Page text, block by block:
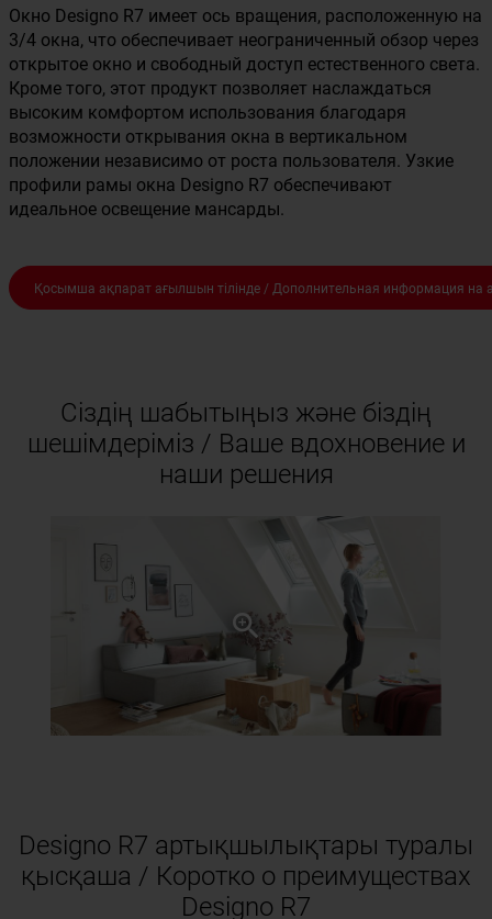
Окно Designo R7 имеет ось вращения, расположенную на
3/4 окна, что обеспечивает неограниченный обзор через
открытое окно и свободный доступ естественного света.
Кроме того, этот продукт позволяет наслаждаться
высоким комфортом использования благодаря
возможности открывания окна в вертикальном
положении независимо от роста пользователя. Узкие
профили рамы окна Designo R7 обеспечивают
идеальное освещение мансарды.
Қосымша ақпарат ағылшын тілінде / Дополнительная информация на
Сіздің шабытыңыз және біздің
шешімдеріміз / Ваше вдохновение и
наши решения
Designo R7 артықшылықтары туралы
қысқаша / Коротко о преимуществах
Designo R7